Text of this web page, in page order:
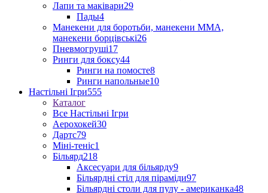
Лапи та маківари29
Пады4
Манекени для боротьби, манекени ММА,
манекени борцівські26
Пневмогруші17
Ринги для боксу44
Ринги на помосте8
Ринги напольные10
Настільні Ігри555
Каталог
Все Настільні Ігри
Аерохокей30
Дартс79
Міні-теніс1
Більярд218
Аксесуари для більярду9
Більярдні стіл для піраміди97
Більярдні столи для пулу - американка48